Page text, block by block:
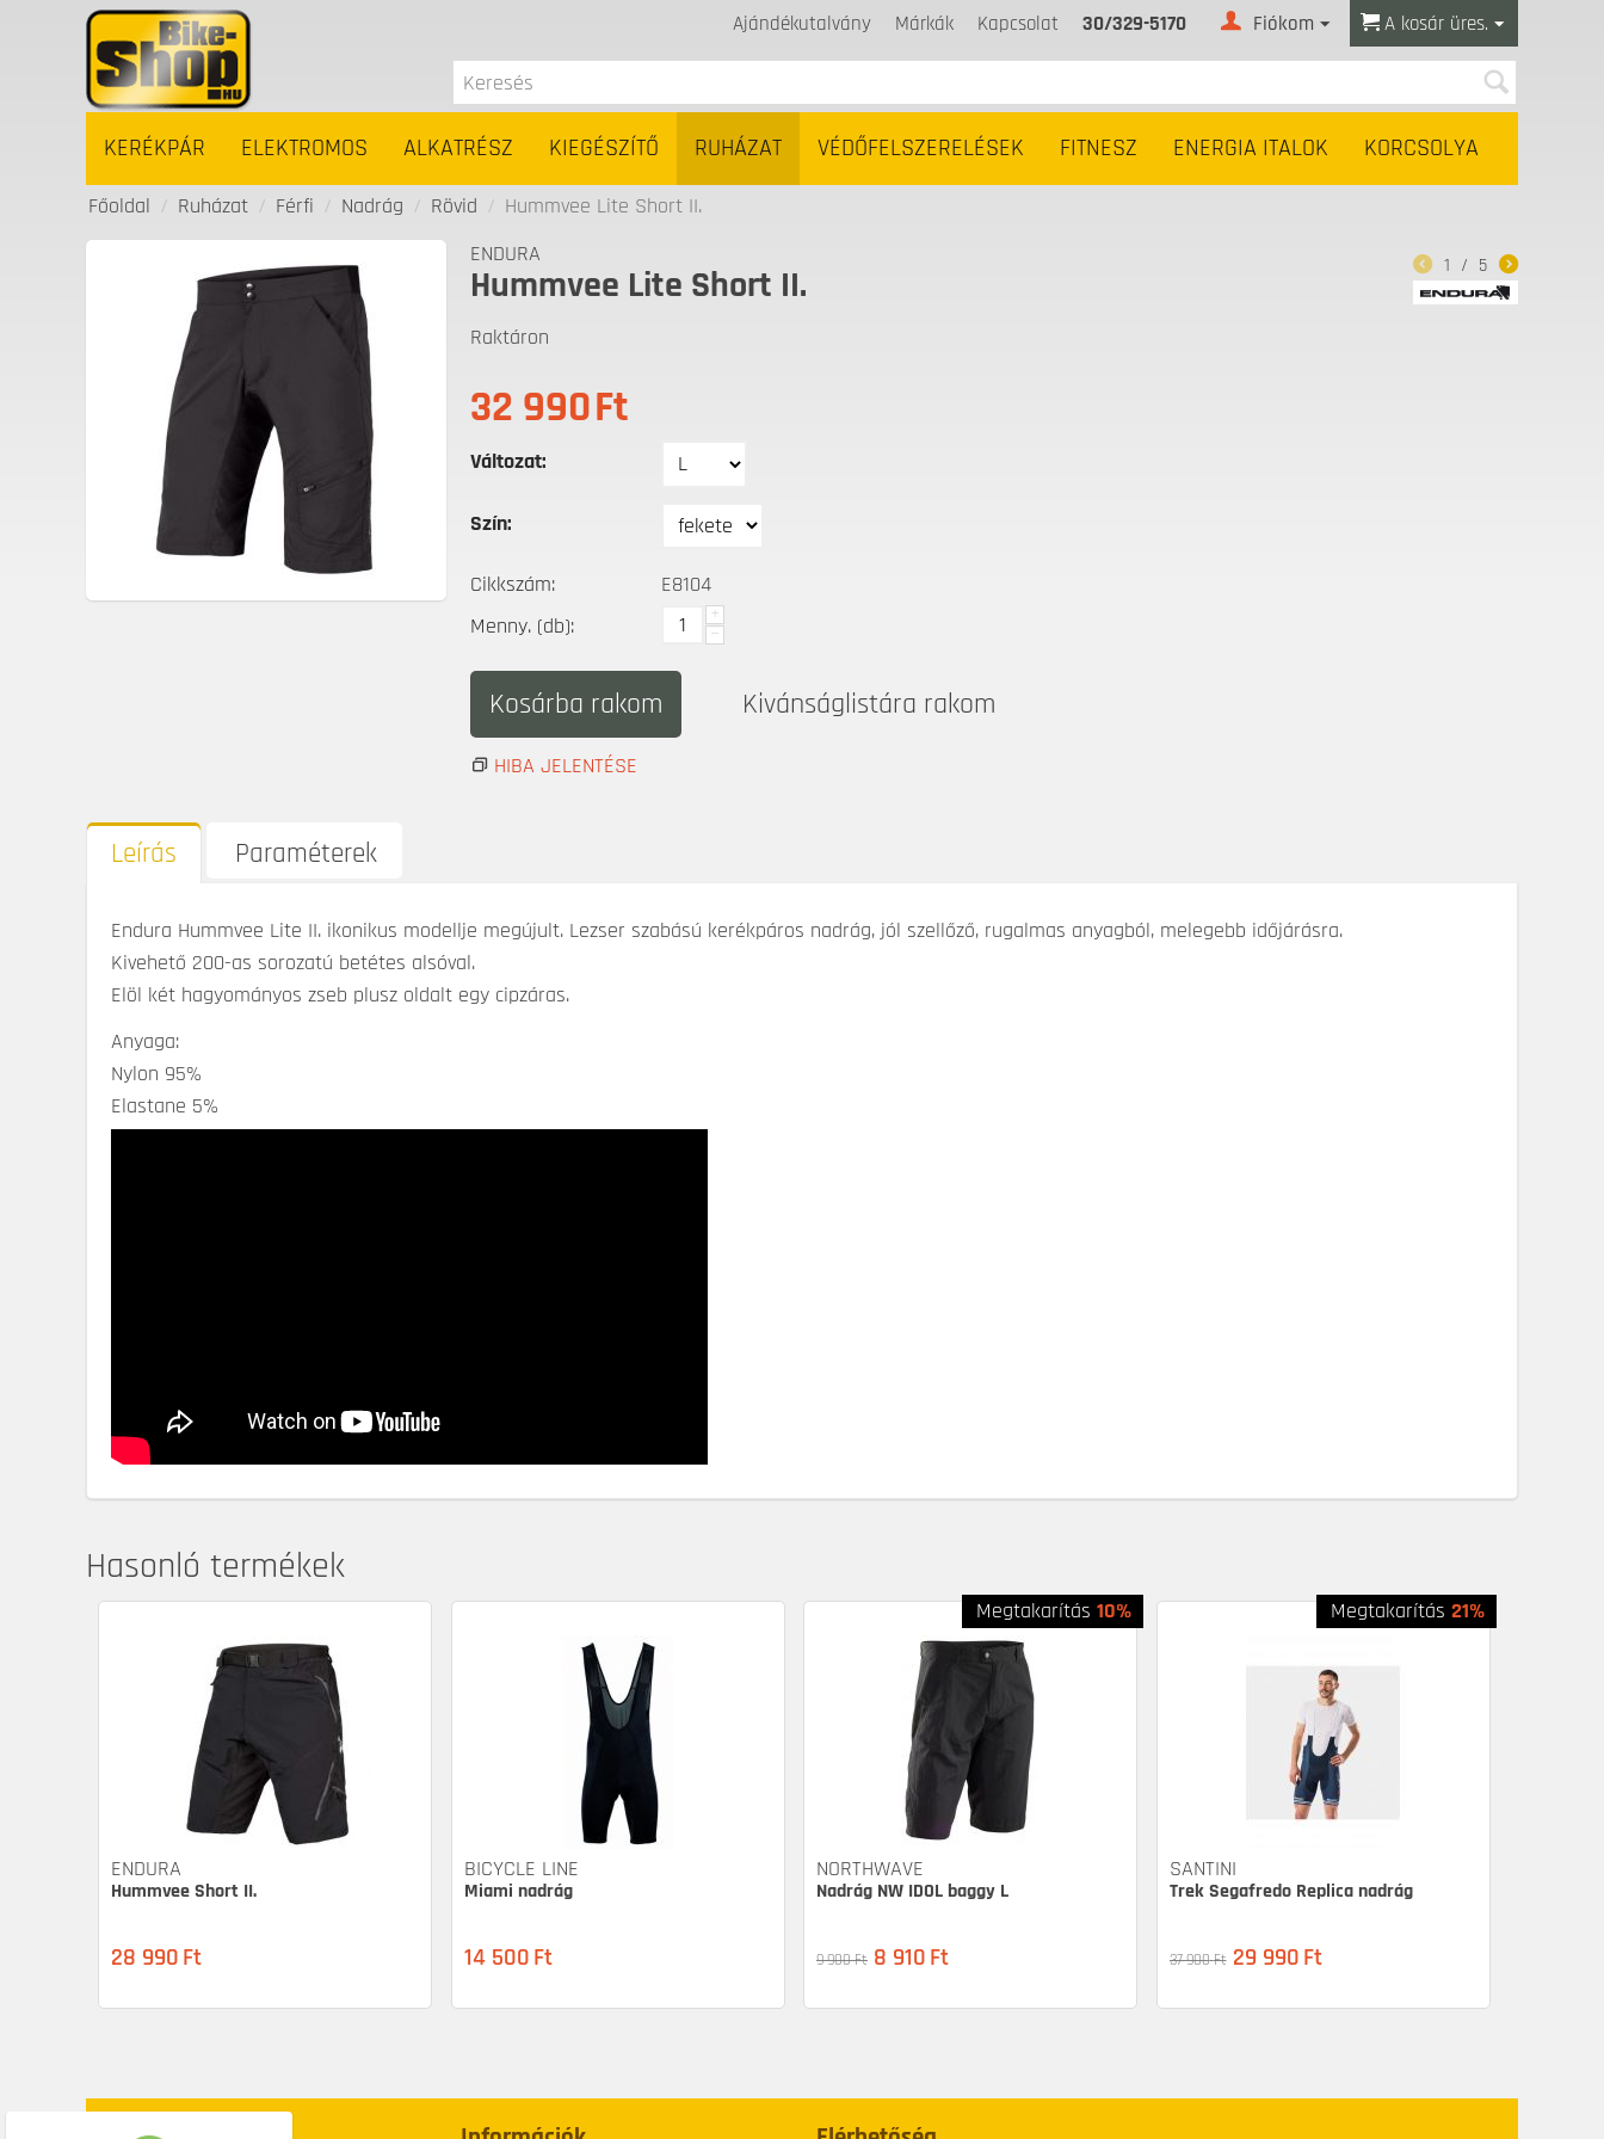
A kosár üres.
Fiókom
Ajándékutalvány Márkák Kapcsolat 30/329-5170
KERÉKPÁR ELEKTROMOS ALKATRÉSZ KIEGÉSZÍTŐ RUHÁZAT VÉDŐFELSZERELÉSEK FITNESZ ENERGIA ITALOK KORCSOLYA
Főoldal / Ruházat / Férfi / Nadrág / Rövid / Hummvee Lite Short II.
1 / 5
ENDURA
Hummvee Lite Short II.
Raktáron
32 990Ft
Változat:
Szín:
Cikkszám:
E8104
Menny. (db):
+
−
Kosárba rakom Kivánságlistára rakom
HIBA JELENTÉSE
Leírás Paraméterek
Endura Hummvee Lite II. ikonikus modellje megújult. Lezser szabású kerékpáros nadrág, jól szellőző, rugalmas anyagból, melegebb időjárásra.
Kivehető 200-as sorozatú betétes alsóval.
Elöl két hagyományos zseb plusz oldalt egy cipzáras.
Anyaga:
Nylon 95%
Elastane 5%
Hasonló termékek
ENDURA
Hummvee Short II.
28 990 Ft
BICYCLE LINE
Miami nadrág
14 500 Ft
Megtakarítás 10%
NORTHWAVE
Nadrág NW IDOL baggy L
9 900Ft 8 910 Ft
Megtakarítás 21%
SANTINI
Trek Segafredo Replica nadrág
37 900Ft 29 990 Ft